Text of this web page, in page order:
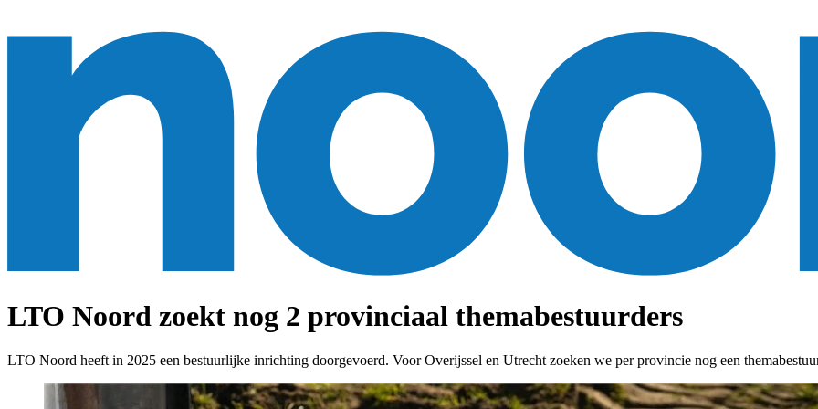
LTO Noord zoekt nog 2 provinciaal themabestuurders
LTO Noord heeft in 2025 een bestuurlijke inrichting doorgevoerd. Voor Overijssel en Utrecht zoeken we per provincie nog een